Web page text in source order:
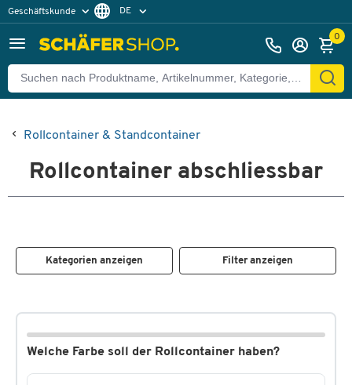
Geschäftskunde DE
0
Rollcontainer & Standcontainer
Rollcontainer abschliessbar
Kategorien anzeigen Filter anzeigen
Welche Farbe soll der Rollcontainer haben?